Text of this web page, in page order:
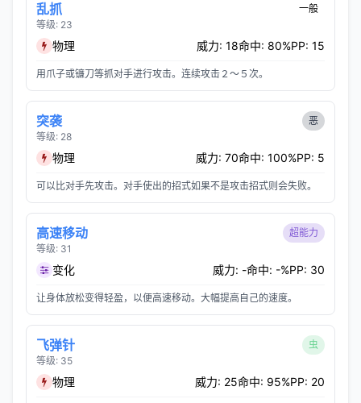
乱抓
等级: 23
一般
物理 威力: 18命中: 80%PP: 15
用爪子或镰刀等抓对手进行攻击。连续攻击２～５次。
突袭
等级: 28
恶
物理 威力: 70命中: 100%PP: 5
可以比对手先攻击。对手使出的招式如果不是攻击招式则会失败。
高速移动
等级: 31
超能力
变化 威力: -命中: -%PP: 30
让身体放松变得轻盈，以便高速移动。大幅提高自己的速度。
飞弹针
等级: 35
虫
物理 威力: 25命中: 95%PP: 20